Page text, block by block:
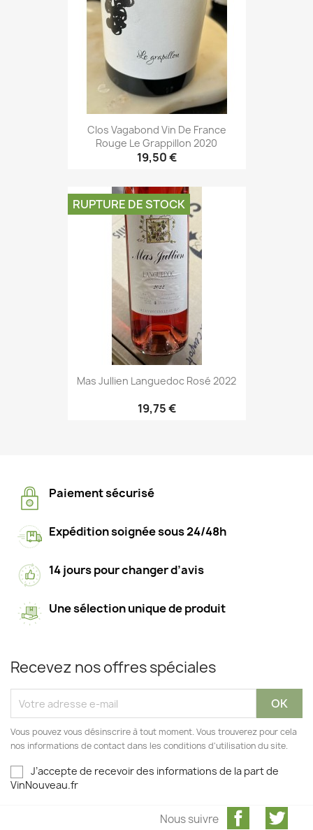
Clos Vagabond Vin De France
Rouge Le Grappillon 2020
19,50 €
Mas Jullien Languedoc Rosé 2022
19,75 €
RUPTURE DE STOCK
Paiement sécurisé
Expédition soignée sous 24/48h
14 jours pour changer d’avis
Une sélection unique de produit
Recevez nos offres spéciales
Vous pouvez vous désinscrire à tout moment. Vous trouverez pour cela
nos informations de contact dans les conditions d'utilisation du site.
J’accepte de recevoir des informations de la part de
VinNouveau.fr
Facebook
Nous suivre